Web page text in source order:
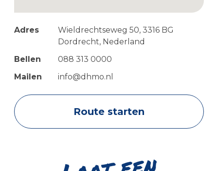
Adres
Wieldrechtseweg 50, 3316 BG
Dordrecht, Nederland
Bellen
088 313 0000
Mailen
info@dhmo.nl
Route starten